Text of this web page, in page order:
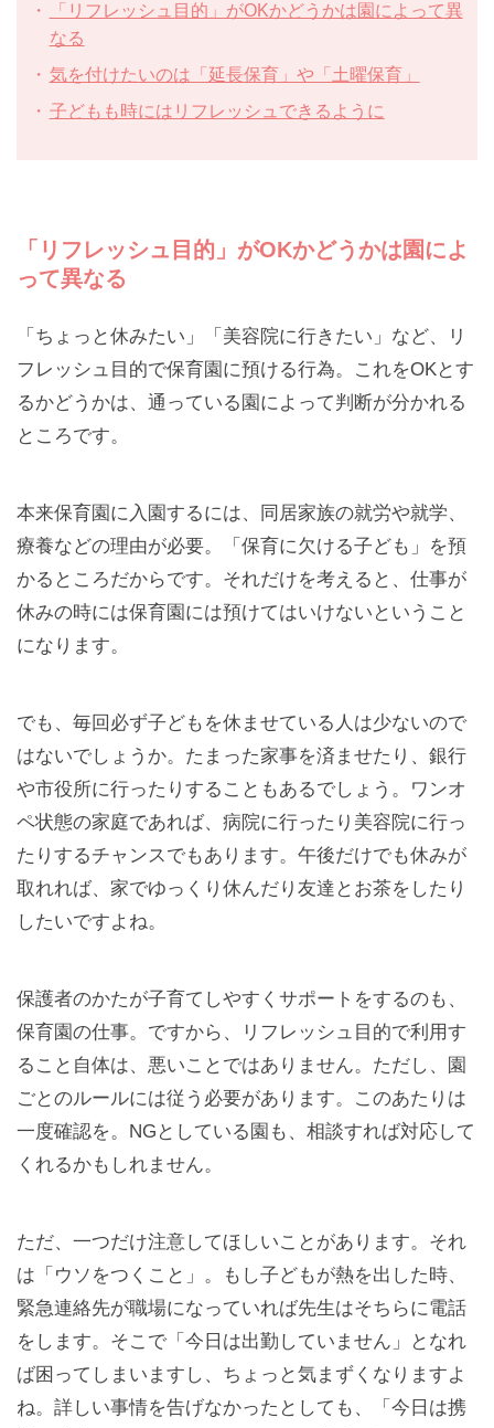
「リフレッシュ目的」がOKかどうかは園によって異
なる
気を付けたいのは「延長保育」や「土曜保育」
子どもも時にはリフレッシュできるように
「リフレッシュ目的」がOKかどうかは園によ
って異なる
「ちょっと休みたい」「美容院に行きたい」など、リ
フレッシュ目的で保育園に預ける行為。これをOKとす
るかどうかは、通っている園によって判断が分かれる
ところです。
本来保育園に入園するには、同居家族の就労や就学、
療養などの理由が必要。「保育に欠ける子ども」を預
かるところだからです。それだけを考えると、仕事が
休みの時には保育園には預けてはいけないということ
になります。
でも、毎回必ず子どもを休ませている人は少ないので
はないでしょうか。たまった家事を済ませたり、銀行
や市役所に行ったりすることもあるでしょう。ワンオ
ペ状態の家庭であれば、病院に行ったり美容院に行っ
たりするチャンスでもあります。午後だけでも休みが
取れれば、家でゆっくり休んだり友達とお茶をしたり
したいですよね。
保護者のかたが子育てしやすくサポートをするのも、
保育園の仕事。ですから、リフレッシュ目的で利用す
ること自体は、悪いことではありません。ただし、園
ごとのルールには従う必要があります。このあたりは
一度確認を。NGとしている園も、相談すれば対応して
くれるかもしれません。
ただ、一つだけ注意してほしいことがあります。それ
は「ウソをつくこと」。もし子どもが熱を出した時、
緊急連絡先が職場になっていれば先生はそちらに電話
をします。そこで「今日は出勤していません」となれ
ば困ってしまいますし、ちょっと気まずくなりますよ
ね。詳しい事情を告げなかったとしても、「今日は携